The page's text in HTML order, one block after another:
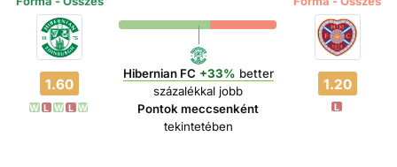
1.60
W L W L W
Hibernian FC +33% better
százalékkal jobb
Pontok meccsenként
tekintetében
1.20
L